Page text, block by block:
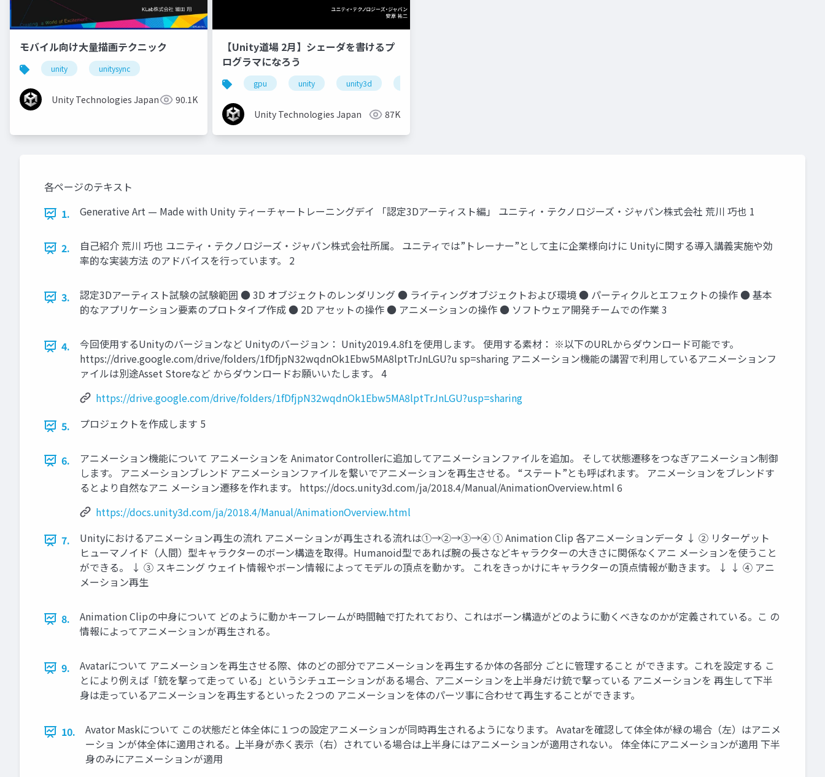
モバイル向け大量描画テクニック
unity unitysync
Unity Technologies Japan 90.1K
【Unity道場 2月】シェーダを書けるプ
ログラマになろう
gpu unity unity3d
Unity Technologies Japan 87K
各ページのテキスト
1.
Generative Art — Made with Unity ティーチャートレーニングデイ 「認定3Dアーティスト編」 ユニティ・テクノロジーズ・ジャパン株式会社 荒川 巧也 1
2.
自己紹介 荒川 巧也 ユニティ・テクノロジーズ・ジャパン株式会社所属。 ユニティでは”トレーナー”として主に企業様向けに Unityに関する導入講義実施や効
率的な実装方法 のアドバイスを行っています。 2
3.
認定3Dアーティスト試験の試験範囲 ● 3D オブジェクトのレンダリング ● ライティングオブジェクトおよび環境 ● パーティクルとエフェクトの操作 ● 基本
的なアプリケーション要素のプロトタイプ作成 ● 2D アセットの操作 ● アニメーションの操作 ● ソフトウェア開発チームでの作業 3
4.
今回使用するUnityのバージョンなど Unityのバージョン： Unity2019.4.8f1を使用します。 使用する素材： ※以下のURLからダウンロード可能です。
https://drive.google.com/drive/folders/1fDfjpN32wqdnOk1Ebw5MA8lptTrJnLGU?u sp=sharing アニメーション機能の講習で利用しているアニメーションフ
ァイルは別途Asset Storeなど からダウンロードお願いいたします。 4
https://drive.google.com/drive/folders/1fDfjpN32wqdnOk1Ebw5MA8lptTrJnLGU?usp=sharing
5.
プロジェクトを作成します 5
6.
アニメーション機能について アニメーションを Animator Controllerに追加してアニメーションファイルを追加。 そして状態遷移をつなぎアニメーション制御
します。 アニメーションブレンド アニメーションファイルを繋いでアニメーションを再生させる。 “ステート”とも呼ばれます。 アニメーションをブレンドす
るとより自然なアニ メーション遷移を作れます。 https://docs.unity3d.com/ja/2018.4/Manual/AnimationOverview.html 6
https://docs.unity3d.com/ja/2018.4/Manual/AnimationOverview.html
7.
Unityにおけるアニメーション再生の流れ アニメーションが再生される流れは①→②→③→④ ① Animation Clip 各アニメーションデータ ↓ ② リターゲット
ヒューマノイド（人間）型キャラクターのボーン構造を取得。Humanoid型であれば腕の長さなどキャラクターの大きさに関係なくアニ メーションを使うこと
ができる。 ↓ ③ スキニング ウェイト情報やボーン情報によってモデルの頂点を動かす。 これをきっかけにキャラクターの頂点情報が動きます。 ↓ ↓ ④ アニ
メーション再生
8.
Animation Clipの中身について どのように動かキーフレームが時間軸で打たれており、これはボーン構造がどのように動くべきなのかが定義されている。こ の
情報によってアニメーションが再生される。
9.
Avatarについて アニメーションを再生させる際、体のどの部分でアニメーションを再生するか体の各部分 ごとに管理すること ができます。これを設定する こ
とにより例えば「銃を撃って走って いる」というシチュエーションがある場合、ア二メーションを上半身だけ銃で撃っている アニメーションを 再生して下半
身は走っているアニメーションを再生するといった２つの アニメーションを体のパーツ事に合わせて再生することができます。
10.
Avator Maskについて この状態だと体全体に１つの設定アニメーションが同時再生されるようになります。 Avatarを確認して体全体が緑の場合（左）はアニメ
ーショ ンが体全体に適用される。上半身が赤く表示（右）されている場合は上半身にはアニメーションが適用されない。 体全体にアニメーションが適用 下半
身のみにアニメーションが適用